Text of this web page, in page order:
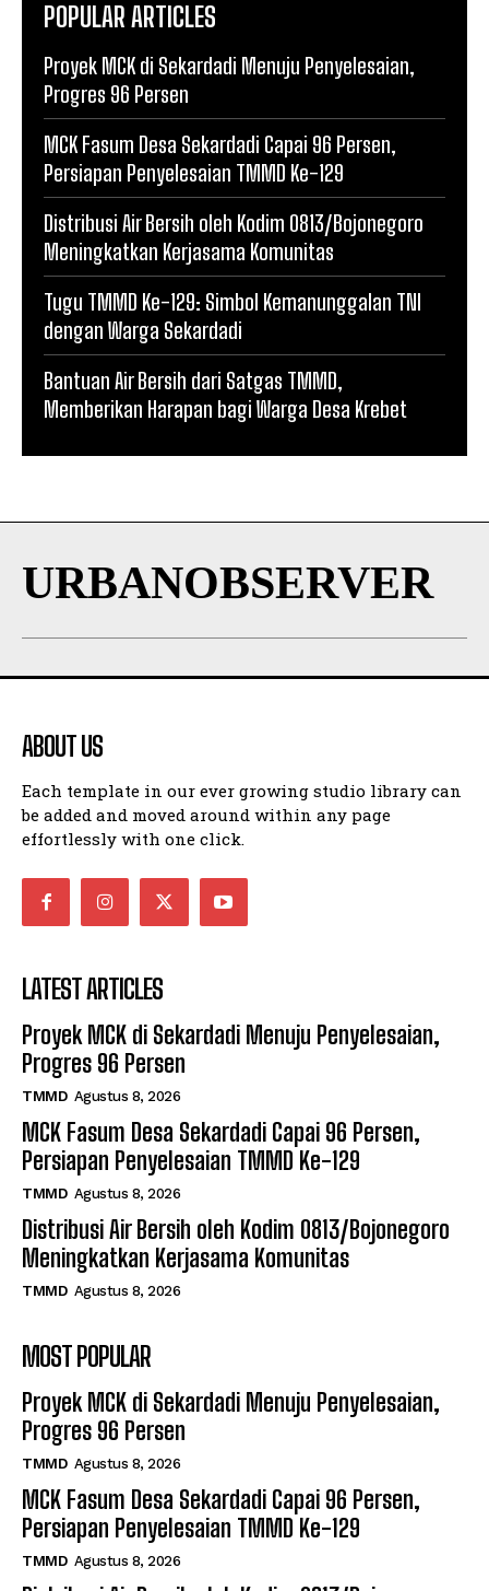
POPULAR ARTICLES
Proyek MCK di Sekardadi Menuju Penyelesaian,
Progres 96 Persen
MCK Fasum Desa Sekardadi Capai 96 Persen,
Persiapan Penyelesaian TMMD Ke-129
Distribusi Air Bersih oleh Kodim 0813/Bojonegoro
Meningkatkan Kerjasama Komunitas
Tugu TMMD Ke-129: Simbol Kemanunggalan TNI
dengan Warga Sekardadi
Bantuan Air Bersih dari Satgas TMMD,
Memberikan Harapan bagi Warga Desa Krebet
URBANOBSERVER
ABOUT US
Each template in our ever growing studio library can
be added and moved around within any page
effortlessly with one click.
LATEST ARTICLES
Proyek MCK di Sekardadi Menuju Penyelesaian,
Progres 96 Persen
TMMD Agustus 8, 2026
MCK Fasum Desa Sekardadi Capai 96 Persen,
Persiapan Penyelesaian TMMD Ke-129
TMMD Agustus 8, 2026
Distribusi Air Bersih oleh Kodim 0813/Bojonegoro
Meningkatkan Kerjasama Komunitas
TMMD Agustus 8, 2026
MOST POPULAR
Proyek MCK di Sekardadi Menuju Penyelesaian,
Progres 96 Persen
TMMD Agustus 8, 2026
MCK Fasum Desa Sekardadi Capai 96 Persen,
Persiapan Penyelesaian TMMD Ke-129
TMMD Agustus 8, 2026